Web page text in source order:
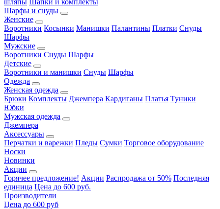
шляпы Шапки и комплекты
Шарфы и снуды
Женские
Воротники Косынки Манишки Палантины Платки Снуды
Шарфы
Мужские
Воротники Снуды Шарфы
Детские
Воротники и манишки Снуды Шарфы
Одежда
Женская одежда
Брюки Комплекты Джемпера Кардиганы Платья Туники
Юбки
Мужская одежда
Джемпера
Аксессуары
Перчатки и варежки Пледы Сумки Торговое оборудование
Носки
Новинки
Акции
Горячее предложение! Акции Распродажа от 50% Последняя
единица Цена до 600 руб.
Производители
Цена до 600 руб